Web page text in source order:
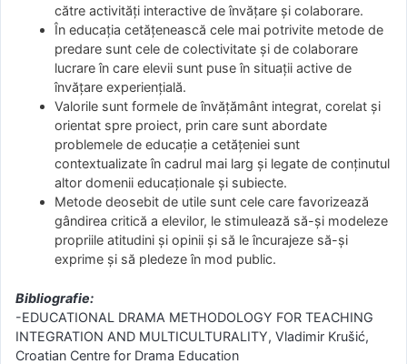
către activități interactive de învățare și colaborare.
În educația cetățenească cele mai potrivite metode de
predare sunt cele de colectivitate și de colaborare
lucrare în care elevii sunt puse în situații active de
învățare experiențială.
Valorile sunt formele de învățământ integrat, corelat și
orientat spre proiect, prin care sunt abordate
problemele de educație a cetățeniei sunt
contextualizate în cadrul mai larg și legate de conținutul
altor domenii educaționale și subiecte.
Metode deosebit de utile sunt cele care favorizează
gândirea critică a elevilor, le stimulează să-și modeleze
propriile atitudini și opinii și să le încurajeze să-și
exprime și să pledeze în mod public.
Bibliografie:
-EDUCATIONAL DRAMA METHODOLOGY FOR TEACHING
INTEGRATION AND MULTICULTURALITY, Vladimir Krušić,
Croatian Centre for Drama Education